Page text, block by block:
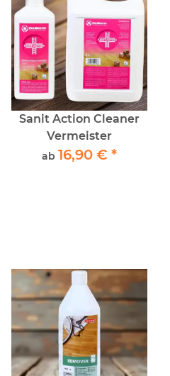
Sanit Action Cleaner
Vermeister
ab 16,90 € *